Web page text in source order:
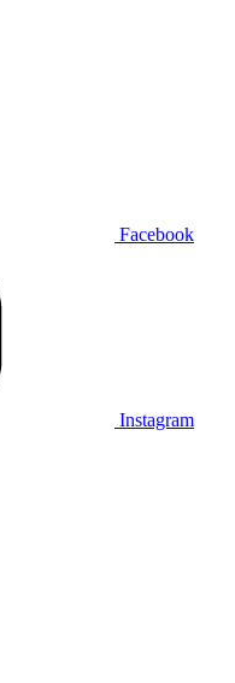
Facebook
Instagram